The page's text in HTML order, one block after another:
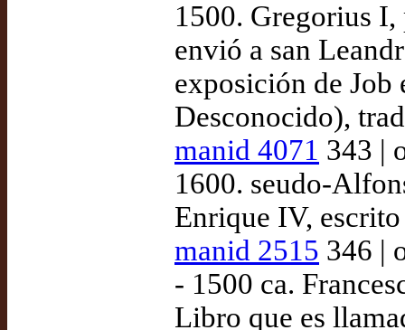
1500. Gregorius I,
envió a san
exposición de
Desconocido),
manid 4071 343 |
1600. seudo-
Enrique IV,
manid 2515 346 |
- 1500 ca.
Libro que es